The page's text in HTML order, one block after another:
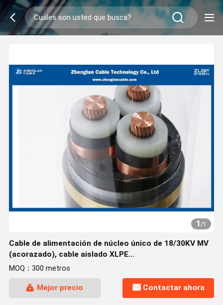
1/1
Cable de alimentación de núcleo único de 18/30KV MV
(acorazado), cable aislado XLPE
(CU/XLPE/LSZH/DSTA)
MOQ：300 metros
Mejor precio Contactar ahora